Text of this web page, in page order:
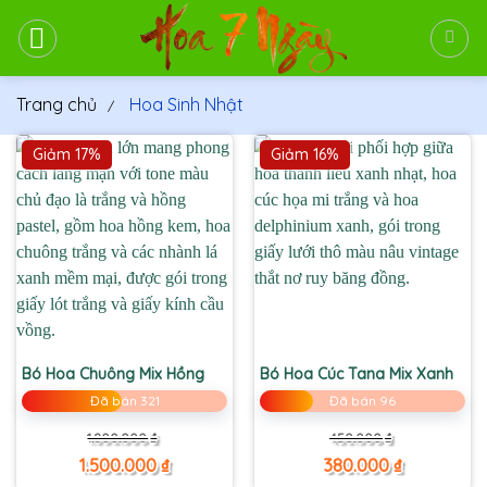
qua
Trang chủ Hoa Sinh Nhật
Giảm 17%
Bó Hoa Chuông Mix Hồng
Đã bán 321
1.800.000₫
Giá
gốc
là:
1.800.000 ₫.
1.500.000₫
Giá
hiện
tại
là:
Giảm 16%
Bó Hoa Cúc Tana Mix Xanh
Đã bán 96
450.000₫
Giá
gốc
là:
450.000 ₫.
380.000₫
Giá
hiện
tại
là: